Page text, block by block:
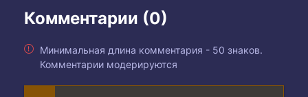
Комментарии (0)
Минимальная длина комментария - 50 знаков.
Комментарии модерируются